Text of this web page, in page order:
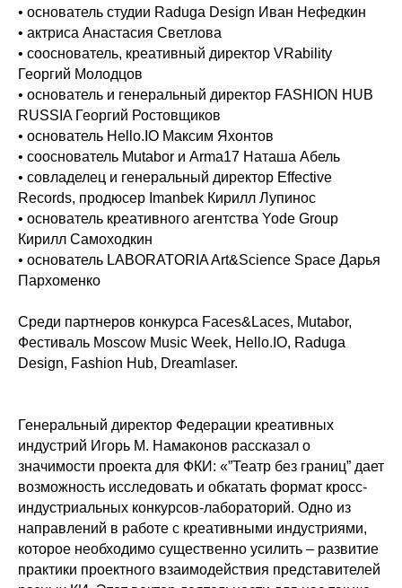
• основатель студии Raduga Design Иван Нефедкин
• актриса Анастасия Светлова
• сооснователь, креативный директор VRability
Георгий Молодцов
• основатель и генеральный директор FASHION HUB
RUSSIA Георгий Ростовщиков
• основатель Hello.IO Максим Яхонтов
• сооснователь Mutabor и Arma17 Наташа Абель
• совладелец и генеральный директор Effective
Records, продюсер Imanbek Кирилл Лупинос
• основатель креативного агентства Yode Group
Кирилл Самоходкин
• основатель LABORATORIA Art&Science Space Дарья
Пархоменко
Среди партнеров конкурса Faces&Laces, Mutabor,
Фестиваль Moscow Music Week, Hello.IO, Raduga
Design, Fashion Hub, Dreamlaser.
Генеральный директор Федерации креативных
индустрий Игорь М. Намаконов рассказал о
значимости проекта для ФКИ: «”Театр без границ” дает
возможность исследовать и обкатать формат кросс-
индустриальных конкурсов-лабораторий. Одно из
направлений в работе с креативными индустриями,
которое необходимо существенно усилить – развитие
практики проектного взаимодействия представителей